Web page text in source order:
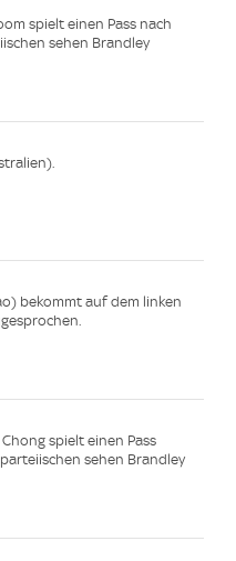
spielt einen Pass nach
sehen Brandley
bekommt auf dem linken
spielt einen Pass
sehen Brandley